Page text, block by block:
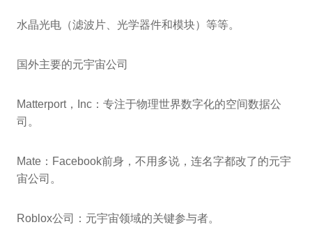
水晶光电（滤波片、光学器件和模块）等等。
国外主要的元宇宙公司
Matterport，Inc：专注于物理世界数字化的空间数据公
司。
Mate：Facebook前身，不用多说，连名字都改了的元宇
宙公司。
Roblox公司：元宇宙领域的关键参与者。